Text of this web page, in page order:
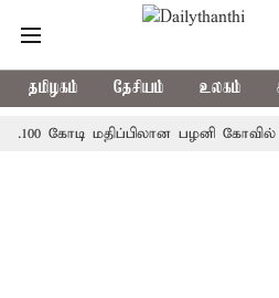
தமிழகம் தேசியம் உலகம்
கோடி மதிப்பிலான பழனி கோவில் நில